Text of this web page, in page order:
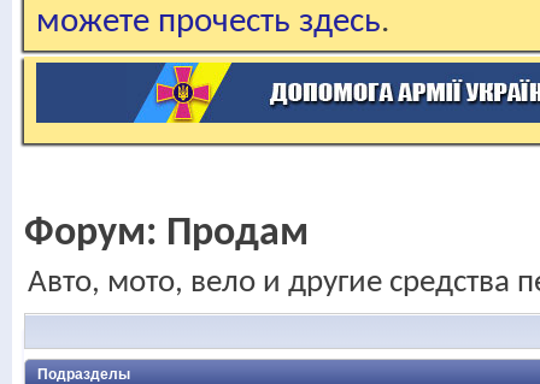
можете прочесть здесь.
Форум: Продам
Авто, мото, вело и другие средства
Подразделы